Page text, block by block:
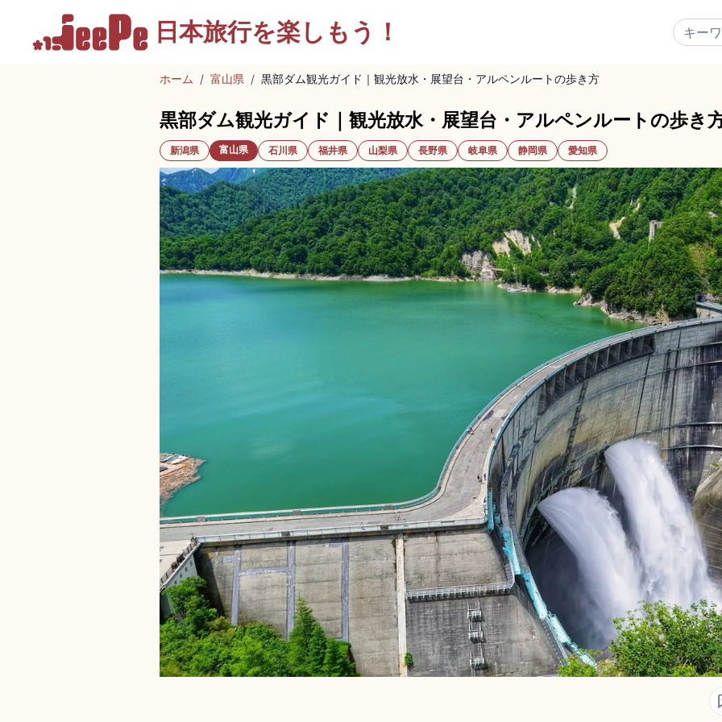
日本旅行を楽しもう！
ホーム / 富山県 / 黒部ダム観光ガイド｜観光放水・展望台・アルペンルートの歩き方
黒部ダム観光ガイド｜観光放水・展望台・アルペンルートの歩き
新潟県 富山県 石川県 福井県 山梨県 長野県 岐阜県 静岡県 愛知県